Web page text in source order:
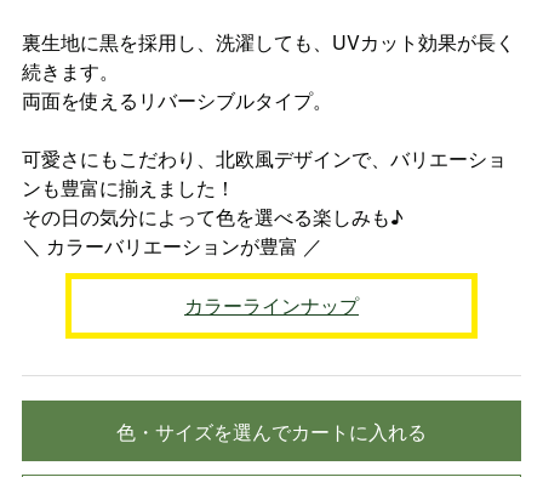
裏生地に黒を採用し、洗濯しても、UVカット効果が長く
続きます。
両面を使えるリバーシブルタイプ。
可愛さにもこだわり、北欧風デザインで、バリエーショ
ンも豊富に揃えました！
その日の気分によって色を選べる楽しみも♪
＼ カラーバリエーションが豊富 ／
カラーラインナップ
色・サイズを選んでカートに入れる